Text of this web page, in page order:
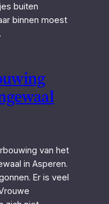
buiten
binnen moest
van het
in Asperen.
Er is veel